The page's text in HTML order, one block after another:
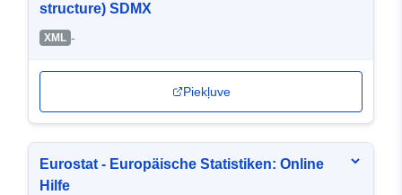
structure) SDMX
XML -
Piekļuve
Eurostat - Europäische Statistiken: Online
Hilfe